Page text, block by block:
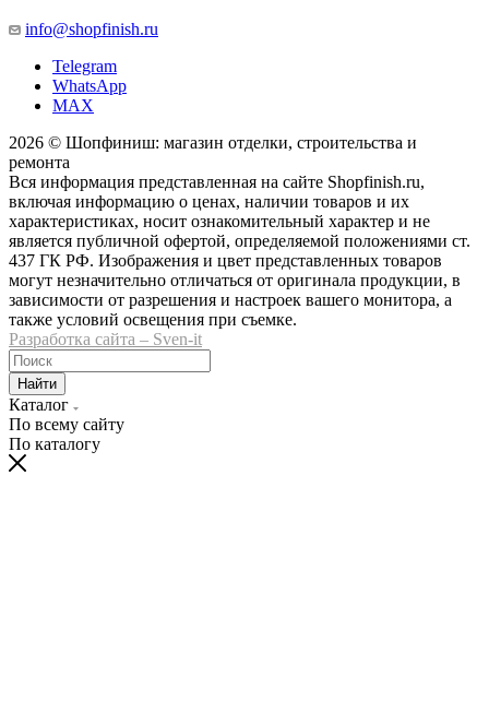
info@shopfinish.ru
Telegram
WhatsApp
MAX
2026 © Шопфиниш: магазин отделки, строительства и
ремонта
Вся информация представленная на сайте Shopfinish.ru,
включая информацию о ценах, наличии товаров и их
характеристиках, носит ознакомительный характер и не
является публичной офертой, определяемой положениями ст.
437 ГК РФ. Изображения и цвет представленных товаров
могут незначительно отличаться от оригинала продукции, в
зависимости от разрешения и настроек вашего монитора, а
также условий освещения при съемке.
Разработка сайта – Sven-it
Найти
Каталог
По всему сайту
По каталогу